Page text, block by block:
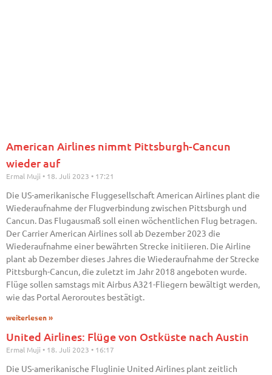
American Airlines nimmt Pittsburgh-Cancun
wieder auf
Ermal Muji 18. Juli 2023 17:21
Die US-amerikanische Fluggesellschaft American Airlines plant die
Wiederaufnahme der Flugverbindung zwischen Pittsburgh und
Cancun. Das Flugausmaß soll einen wöchentlichen Flug betragen.
Der Carrier American Airlines soll ab Dezember 2023 die
Wiederaufnahme einer bewährten Strecke initiieren. Die Airline
plant ab Dezember dieses Jahres die Wiederaufnahme der Strecke
Pittsburgh-Cancun, die zuletzt im Jahr 2018 angeboten wurde.
Flüge sollen samstags mit Airbus A321-Fliegern bewältigt werden,
wie das Portal Aeroroutes bestätigt.
weiterlesen »
United Airlines: Flüge von Ostküste nach Austin
Ermal Muji 18. Juli 2023 16:17
Die US-amerikanische Fluglinie United Airlines plant zeitlich